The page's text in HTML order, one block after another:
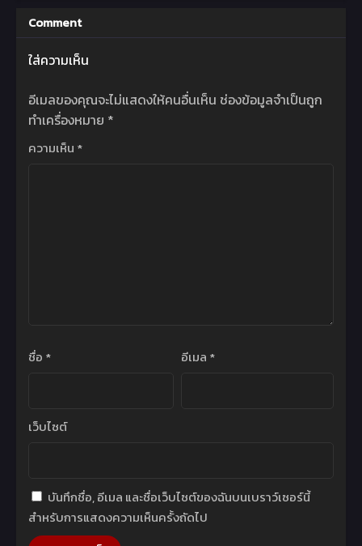
Comment
ใส่ความเห็น
อีเมลของคุณจะไม่แสดงให้คนอื่นเห็น ช่องข้อมูลจำเป็นถูก
ทำเครื่องหมาย *
ความเห็น *
ชื่อ * อีเมล *
เว็บไซต์
บันทึกชื่อ, อีเมล และชื่อเว็บไซต์ของฉันบนเบราว์เซอร์นี้
สำหรับการแสดงความเห็นครั้งถัดไป